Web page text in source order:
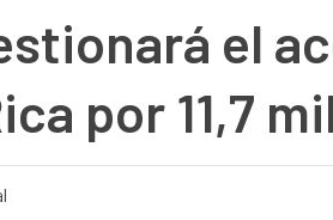
el
por 11,7